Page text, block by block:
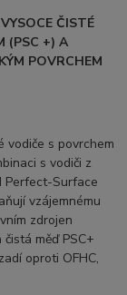
ČISTÉ
(PSC +) A
POVRCHEM
vodiče s povrchem
s vodiči z
Perfect-Surface
vzájemnému
zdrojen
měď PSC+
oproti OFHC,